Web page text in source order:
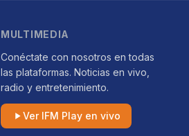
MULTIMEDIA
Conéctate con nosotros en todas
las plataformas. Noticias en vivo,
radio y entretenimiento.
Ver IFM Play en vivo